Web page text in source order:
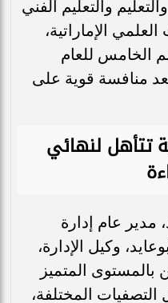
والتعليم الفني
الإماراتية،
الخامس للعام
2025 / 2026م، بعد منافسة قوية على
تتأهل لنهائي
مدير عام إدارة
وكيل الإدارة،
بالمستوى المتميز
المختلفة،